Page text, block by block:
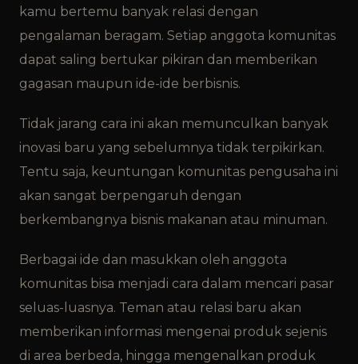
kamu bertemu banyak relasi dengan
pengalaman beragam. Setiap anggota komunitas
dapat saling bertukar pikiran dan memberikan
gagasan maupun ide-ide berbisnis.
Tidak jarang cara ini akan memunculkan banyak
inovasi baru yang sebelumnya tidak terpikirkan.
Tentu saja, keuntungan komunitas pengusaha ini
akan sangat berpengaruh dengan
berkembangnya bisnis makanan atau minuman.
Berbagai ide dan masukkan oleh anggota
komunitas bisa menjadi cara dalam mencari pasar
seluas-luasnya. Teman atau relasi baru akan
memberikan informasi mengenai produk sejenis
di area berbeda, hingga mengenalkan produk